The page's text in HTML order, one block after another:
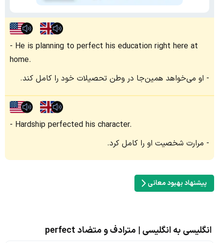
He is planning to perfect his education right here at
home.
او می‌خواهد همین‌جا در وطن تحصیلات خود را کامل کند.
Hardship perfected his character.
مرارت شخصیت او را کامل کرد.
پیشنهاد بهبود معانی
انگلیسی به انگلیسی | مترادف و متضاد perfect